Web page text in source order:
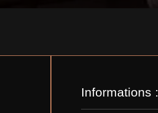
Informations :